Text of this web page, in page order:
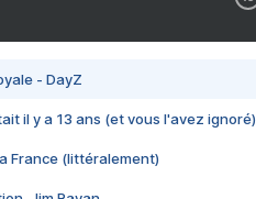
- DayZ
il y a 13 ans (et vous l'avez ignoré)
France (littéralement)